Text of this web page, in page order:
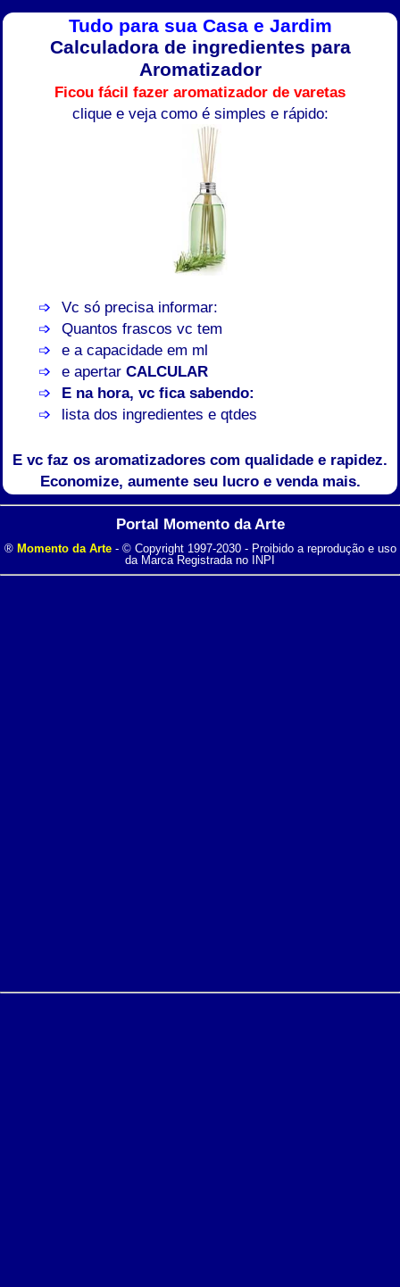
Tudo para sua Casa e Jardim
Calculadora de ingredientes para
Aromatizador
Ficou fácil fazer aromatizador de varetas
clique e veja como é simples e rápido:
Vc só precisa informar:
Quantos frascos vc tem
e a capacidade em ml
e apertarCALCULAR
E na hora, vc fica sabendo:
lista dos ingredientes e qtdes
E vc faz os aromatizadores com qualidade e rapidez.
Economize, aumente seu lucro e venda mais.
Portal Momento da Arte
® Momento da Arte- © Copyright 1997-2030 - Proibido a reprodução e uso
da Marca Registrada no INPI